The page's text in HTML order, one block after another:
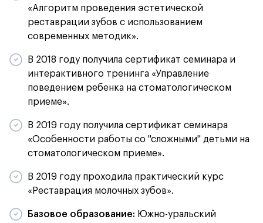
«Алгоритм проведения эстетической
реставрации зубов с использованием
современных методик».
В 2018 году получила сертификат семинара и
интерактивного тренинга «Управление
поведением ребенка на стоматологическом
приеме».
В 2019 году получила сертификат семинара
«Особенности работы со "сложными" детьми на
стоматологическом приеме».
В 2019 году проходила практический курс
«Реставрация молочных зубов».
Базовое образование: Южно-уральский